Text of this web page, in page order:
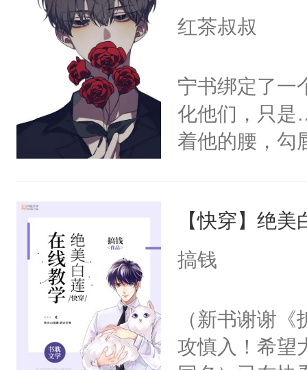
红茶叔叔
宁书绑定了一
化他们，只是
着他的腰，勾
来，给老公
用力——为你
【快穿】绝
搞钱
（新书谢谢
攻慎入！希望